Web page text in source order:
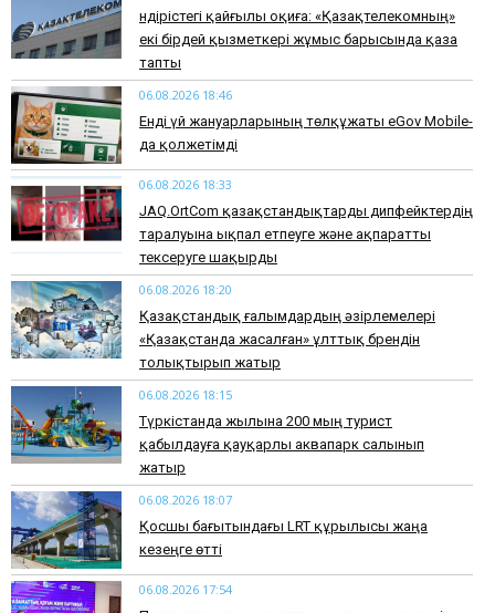
Өндірістегі қайғылы оқиға: «Қазақтелекомның»
екі бірдей қызметкері жұмыс барысында қаза
тапты
06.08.2026 18:46
Енді үй жануарларының төлқұжаты eGov Mobile-
да қолжетімді
06.08.2026 18:33
JAQ.OrtCom қазақстандықтарды дипфейктердің
таралуына ықпал етпеуге және ақпаратты
тексеруге шақырды
06.08.2026 18:20
Қазақстандық ғалымдардың әзірлемелері
«Қазақстанда жасалған» ұлттық брендін
толықтырып жатыр
06.08.2026 18:15
Түркістанда жылына 200 мың турист
қабылдауға қауқарлы аквапарк салынып
жатыр
06.08.2026 18:07
Қосшы бағытындағы LRT құрылысы жаңа
кезеңге өтті
06.08.2026 17:54